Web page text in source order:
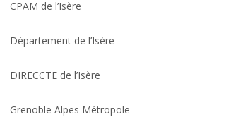
CPAM de l’Isère
Département de l’Isère
DIRECCTE de l’Isère
Grenoble Alpes Métropole